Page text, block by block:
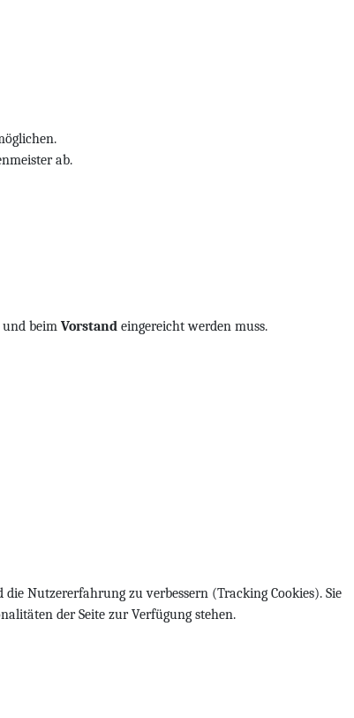
ab.
beim Vorstand eingereicht werden muss.
Nutzererfahrung zu verbessern (Tracking Cookies). Sie
der Seite zur Verfügung stehen.